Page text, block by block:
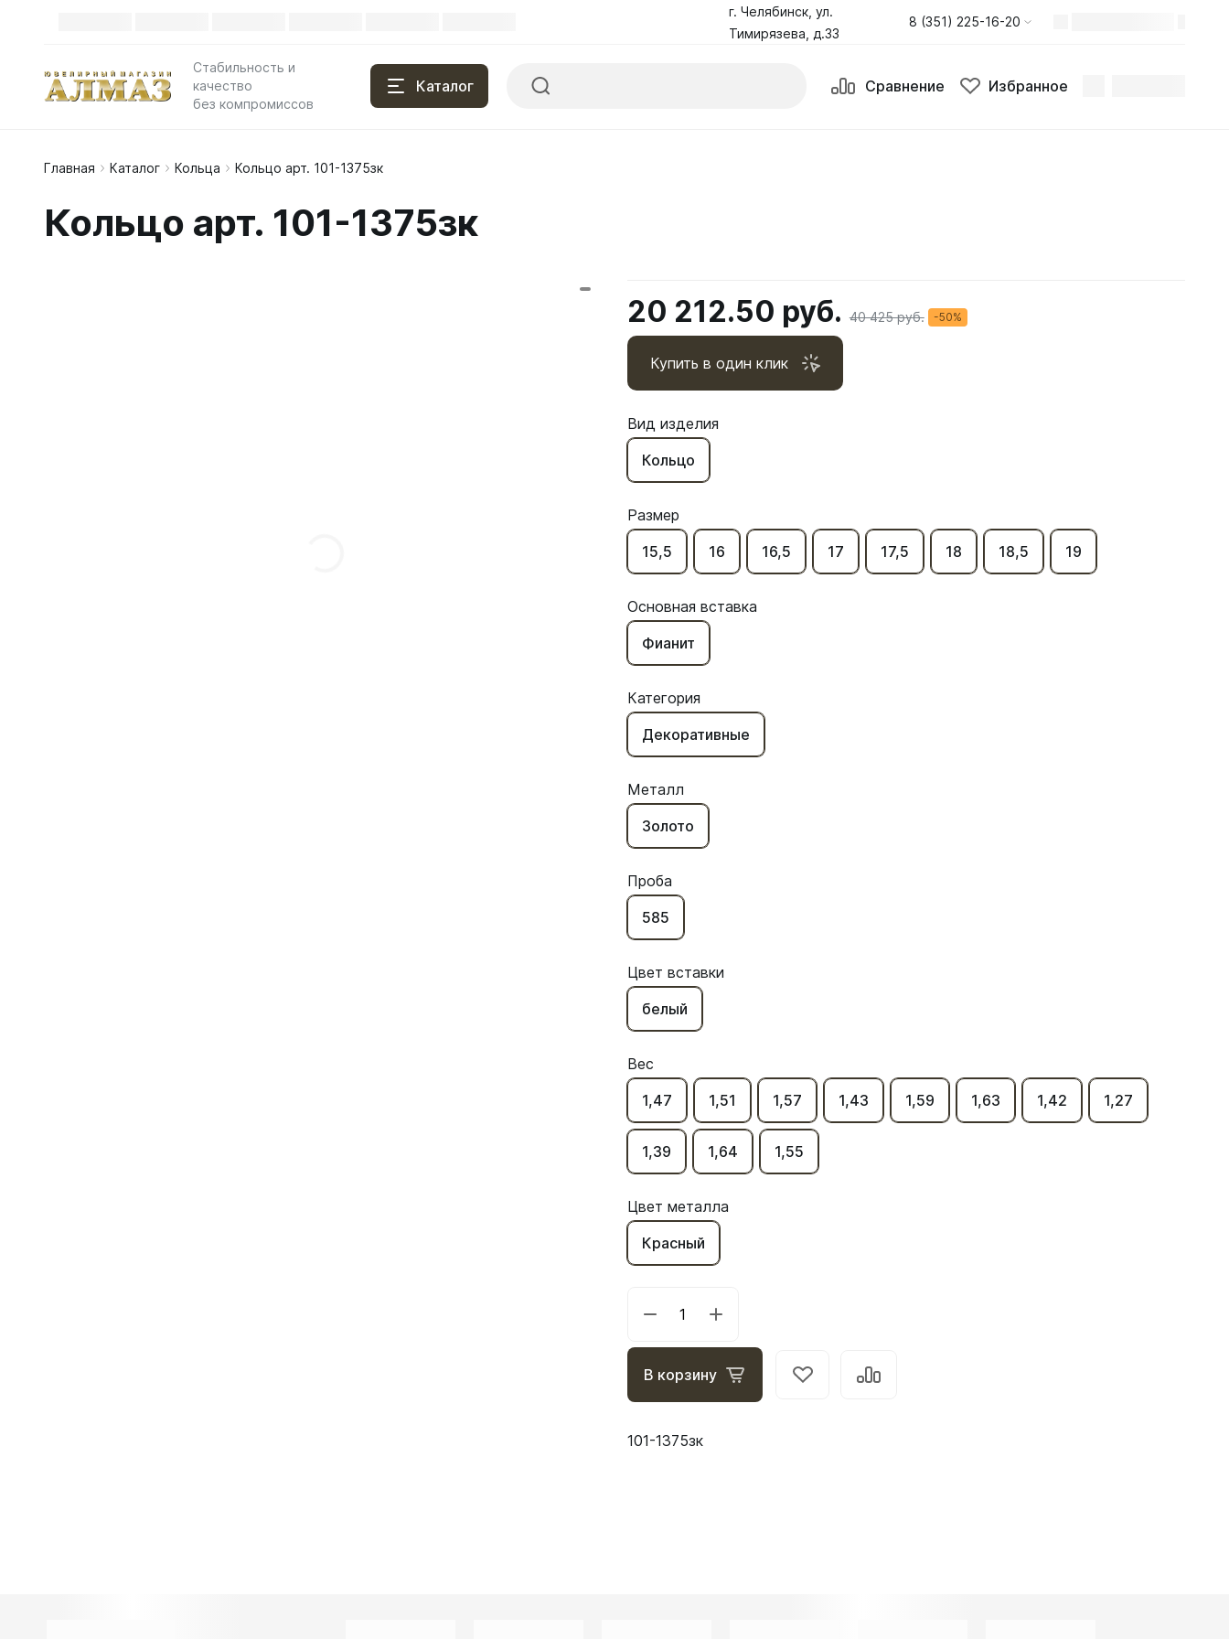
г. Челябинск, ул.
Тимирязева, д.33
8 (351) 225-16-20
Стабильность и
качество
без компромиссов
Каталог Сравнение Избранное
Главная Каталог Кольца Кольцо арт. 101-1375зк
Кольцо арт. 101-1375зк
20 212.50 руб. 40 425 руб. -50%
Купить в один клик
Вид изделия
Кольцо
Размер
15,5
16 16,5 17 17,5 18 18,5 19
Основная вставка
Фианит
Категория
Декоративные
Металл
Золото
Проба
585
Цвет вставки
белый
Вес
1,47
1,51 1,57 1,43 1,59 1,63 1,42 1,27
1,39 1,64 1,55
Цвет металла
Красный
В корзину
101-1375зк